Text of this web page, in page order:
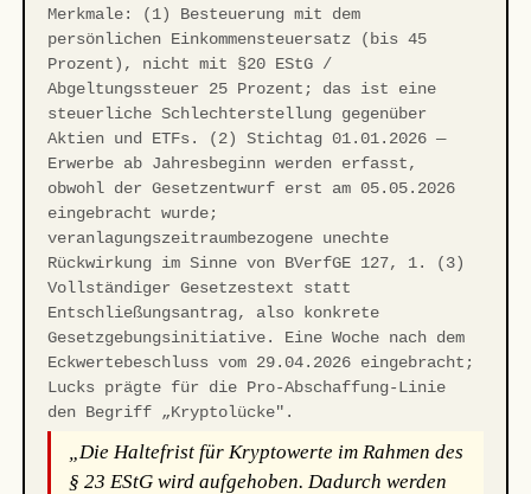
Merkmale: (1) Besteuerung mit dem
persönlichen Einkommensteuersatz (bis 45
Prozent), nicht mit §20 EStG /
Abgeltungssteuer 25 Prozent; das ist eine
steuerliche Schlechterstellung gegenüber
Aktien und ETFs. (2) Stichtag 01.01.2026 —
Erwerbe ab Jahresbeginn werden erfasst,
obwohl der Gesetzentwurf erst am 05.05.2026
eingebracht wurde;
veranlagungszeitraumbezogene unechte
Rückwirkung im Sinne von BVerfGE 127, 1. (3)
Vollständiger Gesetzestext statt
Entschließungsantrag, also konkrete
Gesetzgebungsinitiative. Eine Woche nach dem
Eckwertebeschluss vom 29.04.2026 eingebracht;
Lucks prägte für die Pro-Abschaffung-Linie
den Begriff „Kryptolücke".
„Die Haltefrist für Kryptowerte im Rahmen des
§ 23 EStG wird aufgehoben. Dadurch werden